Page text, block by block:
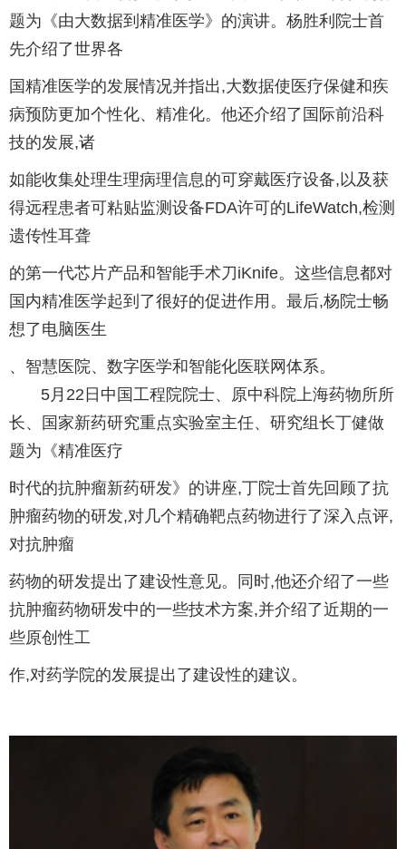
题为《由大数据到精准医学》的演讲。杨胜利院士首
先介绍了世界各
国精准医学的发展情况并指出,大数据使医疗保健和疾
病预防更加个性化、精准化。他还介绍了国际前沿科
技的发展,诸
如能收集处理生理病理信息的可穿戴医疗设备,以及获
得远程患者可粘贴监测设备FDA许可的LifeWatch,检测
遗传性耳聋
的第一代芯片产品和智能手术刀iKnife。这些信息都对
国内精准医学起到了很好的促进作用。最后,杨院士畅
想了电脑医生
、智慧医院、数字医学和智能化医联网体系。
5月22日中国工程院院士、原中科院上海药物所所
长、国家新药研究重点实验室主任、研究组长丁健做
题为《精准医疗
时代的抗肿瘤新药研发》的讲座,丁院士首先回顾了抗
肿瘤药物的研发,对几个精确靶点药物进行了深入点评,
对抗肿瘤
药物的研发提出了建设性意见。同时,他还介绍了一些
抗肿瘤药物研发中的一些技术方案,并介绍了近期的一
些原创性工
作,对药学院的发展提出了建设性的建议。